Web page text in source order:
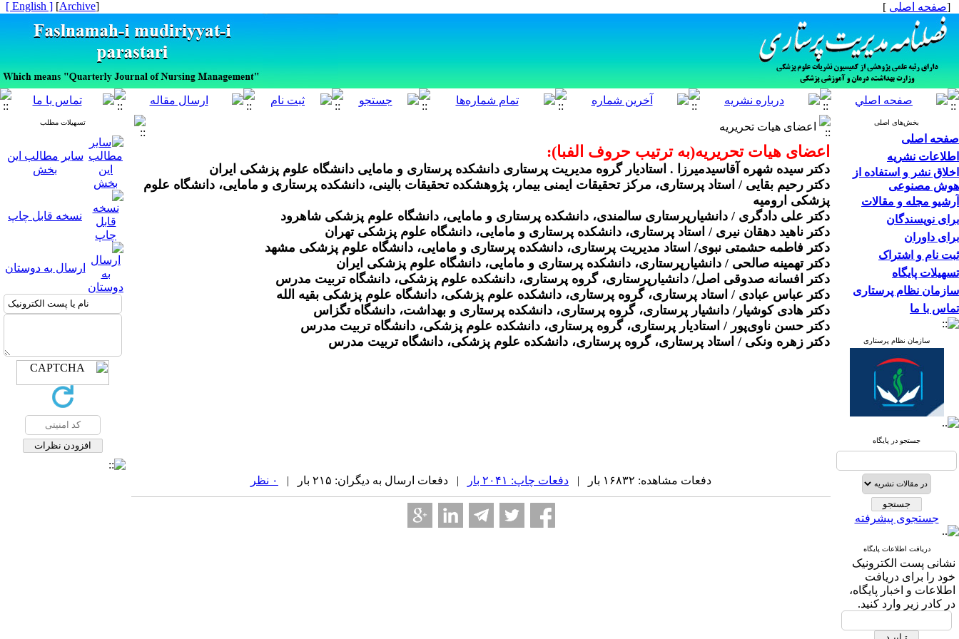
[صفحه اصلی ]
[
Archive
]
[ English ]
بخش‌های اصلی
صفحه اصلی
اطلاعات نشریه
اخلاق نشر و استفاده از
هوش مصنوعی
آرشیو مجله و مقالات
برای نویسندگان
برای داوران
ثبت نام و اشتراک
تسهیلات پایگاه
سازمان نظام پرستاری
تماس با ما
سازمان نظام پرستاری
جستجو در پایگاه
جستجوی پیشرفته
دریافت اطلاعات پایگاه
نشانی پست الکترونیک
خود را برای دریافت
اطلاعات و اخبار پایگاه،
در کادر زیر وارد کنید.
اعضای هیات تحریریه
اعضای هیات تحریریه(به ترتیب حروف الفبا):
دکتر سیده شهره آقاسیدمیرزا . استادیار گروه مدیریت پرستاری دانشکده پرستاری و مامایی دانشگاه علوم پزشکی ایران
دکتر رحیم بقایی / استاد پرستاری، مرکز تحقیقات ایمنی بیمار، پژوهشکده تحقیقات بالینی، دانشکده پرستاری و مامایی، دانشگاه علوم
پزشکی ارومیه
دکتر علی دادگری / دانشیارپرستاری سالمندی، دانشکده پرستاری و مامایی، دانشگاه علوم پزشکی شاهرود
دکتر ناهید دهقان نیری / استاد پرستاری، دانشکده پرستاری و مامایی، دانشگاه علوم پزشکی تهران
دکتر فاطمه حشمتی نبوی/ استاد مدیریت پرستاری، دانشکده پرستاری و مامایی، دانشگاه علوم پزشکی مشهد
دکتر تهمینه صالحی / دانشیارپرستاری، دانشکده پرستاری و مامایی، دانشگاه علوم پزشکی ایران
دکتر افسانه صدوقی اصل/ دانشیارپرستاری، گروه پرستاری، دانشکده علوم پزشکی، دانشگاه تربیت مدرس
دکتر عباس عبادی / استاد پرستاری، گروه پرستاری، دانشکده علوم پزشکی، دانشگاه علوم پزشکی بقیه الله
دکتر هادی کوشیار/ دانشیار پرستاری، گروه پرستاری، دانشکده پرستاری و بهداشت، دانشگاه تگزاس
دکتر حسن ناوی‌پور / استادیار پرستاری، گروه پرستاری، دانشکده علوم پزشکی، دانشگاه تربیت مدرس
دکتر زهره ونکی / استاد پرستاری، گروه پرستاری، دانشکده علوم پزشکی، دانشگاه تربیت مدرس
تسهیلات مطلب
سایر مطالب این
بخش
نسخه قابل چاپ
ارسال به دوستان
دفعات مشاهده: ۱۶۸۳۲ بار | دفعات چاپ: ۲۰۴۱ بار | دفعات ارسال به دیگران: ۲۱۵ بار | ۰ نظر